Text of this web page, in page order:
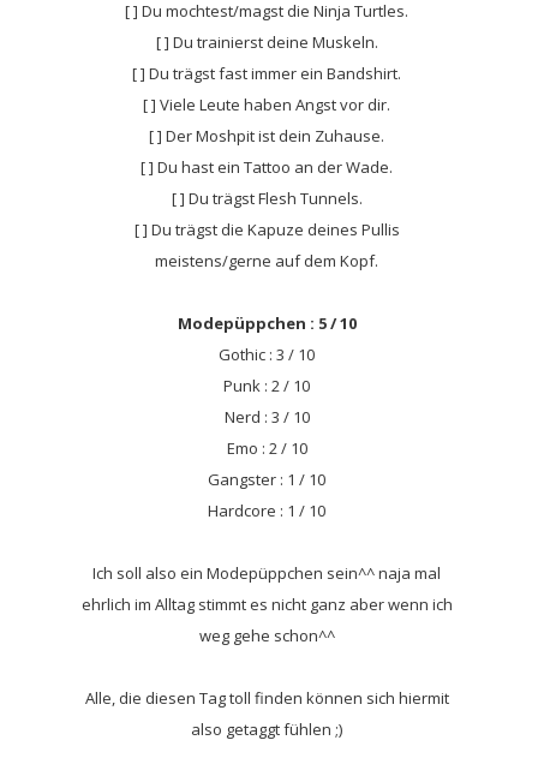
[ ] Du mochtest/magst die Ninja Turtles.
[ ] Du trainierst deine Muskeln.
[ ] Du trägst fast immer ein Bandshirt.
[ ] Viele Leute haben Angst vor dir.
[ ] Der Moshpit ist dein Zuhause.
[ ] Du hast ein Tattoo an der Wade.
[ ] Du trägst Flesh Tunnels.
[ ] Du trägst die Kapuze deines Pullis
meistens/gerne auf dem Kopf.
Modepüppchen : 5 / 10
Gothic : 3 / 10
Punk : 2 / 10
Nerd : 3 / 10
Emo : 2 / 10
Gangster : 1 / 10
Hardcore : 1 / 10
Ich soll also ein Modepüppchen sein^^ naja mal
ehrlich im Alltag stimmt es nicht ganz aber wenn ich
weg gehe schon^^
Alle, die diesen Tag toll finden können sich hiermit
also getaggt fühlen ;)